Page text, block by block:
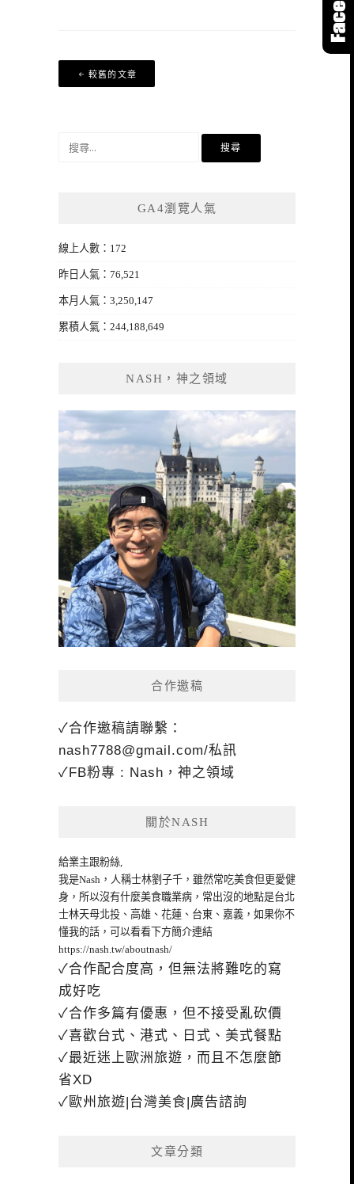
文
章
覽
較舊的文章
GA4瀏覽人氣
線上人數：172
昨日人氣：76,521
本月人氣：3,250,147
累積人氣：244,188,649
NASH，神之領域
合作邀稿
✓合作邀稿請聯繫：
nash7788@gmail.com/私訊
✓FB粉專 : Nash，神之領域
關於NASH
給業主跟粉絲,
我是Nash，人稱士林劉子千，雖然常吃美食但更愛健
身，所以沒有什麼美食職業病，常出沒的地點是台北
士林天母北投、高雄、花蓮、台東、嘉義，如果你不
懂我的話，可以看看下方簡介連結
https://nash.tw/aboutnash/
✓合作配合度高，但無法將難吃的寫
成好吃
✓合作多篇有優惠，但不接受亂砍價
✓喜歡台式、港式、日式、美式餐點
✓最近迷上歐洲旅遊，而且不怎麼節
省XD
✓歐州旅遊|台灣美食|廣告諮詢
文章分類